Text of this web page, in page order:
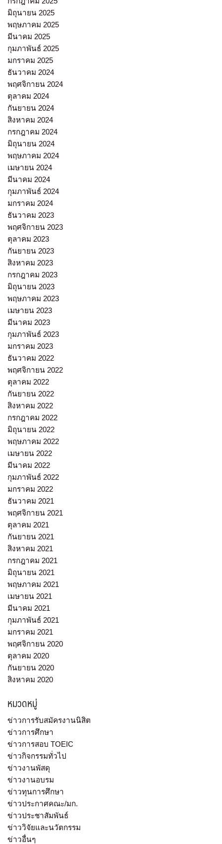
มิถุนายน 2025
พฤษภาคม 2025
มีนาคม 2025
กุมภาพันธ์ 2025
มกราคม 2025
ธันวาคม 2024
พฤศจิกายน 2024
ตุลาคม 2024
กันยายน 2024
สิงหาคม 2024
กรกฎาคม 2024
มิถุนายน 2024
พฤษภาคม 2024
เมษายน 2024
มีนาคม 2024
กุมภาพันธ์ 2024
มกราคม 2024
ธันวาคม 2023
พฤศจิกายน 2023
ตุลาคม 2023
กันยายน 2023
สิงหาคม 2023
กรกฎาคม 2023
มิถุนายน 2023
พฤษภาคม 2023
เมษายน 2023
มีนาคม 2023
กุมภาพันธ์ 2023
มกราคม 2023
ธันวาคม 2022
พฤศจิกายน 2022
ตุลาคม 2022
กันยายน 2022
สิงหาคม 2022
กรกฎาคม 2022
มิถุนายน 2022
พฤษภาคม 2022
เมษายน 2022
มีนาคม 2022
กุมภาพันธ์ 2022
มกราคม 2022
ธันวาคม 2021
พฤศจิกายน 2021
ตุลาคม 2021
กันยายน 2021
สิงหาคม 2021
กรกฎาคม 2021
มิถุนายน 2021
พฤษภาคม 2021
เมษายน 2021
มีนาคม 2021
กุมภาพันธ์ 2021
มกราคม 2021
พฤศจิกายน 2020
ตุลาคม 2020
กันยายน 2020
สิงหาคม 2020
หมวดหมู่
ข่าวการรับสมัครงานนิสิต
ข่าวการศึกษา
ข่าวการสอบ TOEIC
ข่าวกิจกรรมทั่วไป
ข่าวงานพัสดุ
ข่าวงานอบรม
ข่าวทุนการศึกษา
ข่าวประกาศคณะ/มก.
ข่าวประชาสัมพันธ์
ข่าววิจัยและนวัตกรรม
ข่าวอื่นๆ